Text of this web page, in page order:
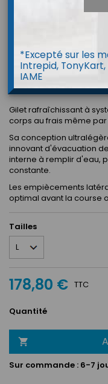
OMP ONE-V
Gilet rafraîchissant à
corps au frais même
Sa conception
innovant d'évacuation
interne à remplir d'eau,
constante.
Les empiècements
optimal avant la course
Tailles
178,80 € TTC
Quantité

Sur commande : 6-7
*Excepté sur les
Intrepid, TonyKart,
IAME